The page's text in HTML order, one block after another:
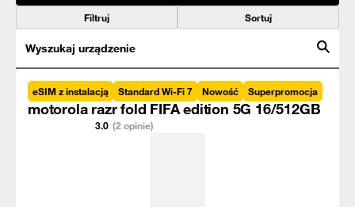
Filtruj Sortuj
Wyszukaj urządzenie
eSIM z instalacją Standard Wi-Fi 7 Nowość Superpromocja
motorola razr fold FIFA edition 5G 16/512GB
3.0 (2 opinie)